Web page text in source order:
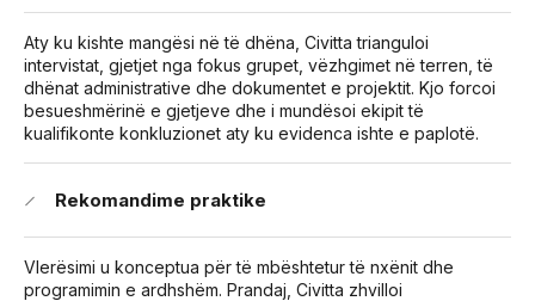
Aty ku kishte mangësi në të dhëna, Civitta trianguloi
intervistat, gjetjet nga fokus grupet, vëzhgimet në terren, të
dhënat administrative dhe dokumentet e projektit. Kjo forcoi
besueshmërinë e gjetjeve dhe i mundësoi ekipit të
kualifikonte konkluzionet aty ku evidenca ishte e paplotë.
Rekomandime praktike
Vlerësimi u konceptua për të mbështetur të nxënit dhe
programimin e ardhshëm. Prandaj, Civitta zhvilloi